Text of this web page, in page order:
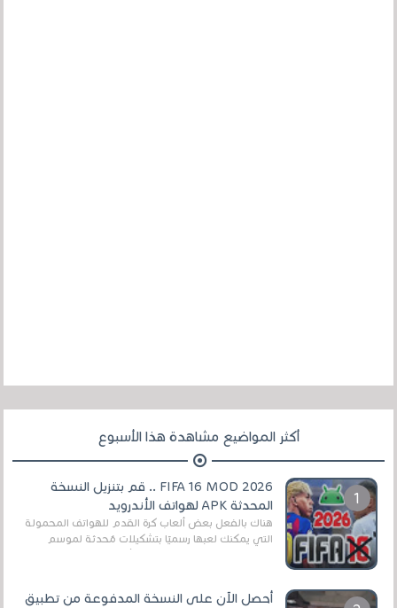
أكثر المواضيع مشاهدة هذا الأسبوع
FIFA 16 MOD 2026 .. قم بتنزيل النسخة
المحدثة APK لهواتف الأندرويد
هناك بالفعل بعض ألعاب كرة القدم للهواتف المحمولة
التي يمكنك لعبها رسميًا بتشكيلات مُحدثة لموسم
أحصل الآن على النسخة المدفوعة من تطبيق